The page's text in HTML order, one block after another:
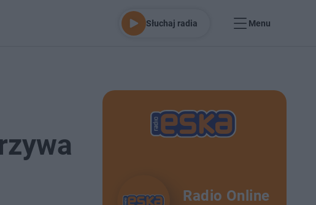
Słuchaj radia Menu
Radio Online